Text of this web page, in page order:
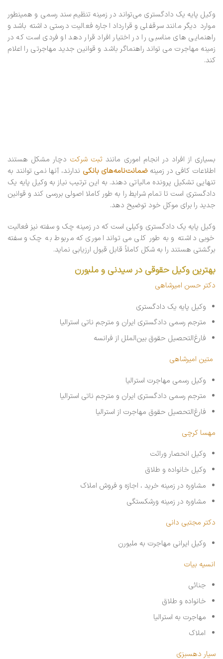
وکیل پایه یک دادگستری می‌تواند در زمینه تنظیم سند رسمی و همینطور
موارد دیگر مانند سرقفلی و قرارداد اجاره فعالیت درستی داشته باشد و
راهنمایی های مناسبی را در اختیار افراد قرار دهد او فردی است که در
زمینه مهاجرت می تواند راهنماگر باشد و قوانین جدید مهاجرتی را اعلام
کند.
بسیاری از افراد در انجام اموری مانند ثبت شرکتدچار مشکل هستند
اطلاعات کافی در زمینه ضمانت‌نامه‌های بانکی ندارند، آنها نمی توانند به
تنهایی تشکیل پرونده مالیاتی دهند. به این ترتیب نیاز به وکیل پایه یک
دادگستری است تا تمام شرایط را به طور کاملا اصولی بررسی کند و قوانین
جدید را برای موکل خود توضیح دهد.
وکیل پایه یک دادگستری وکیلی است که در زمینه چک و سفته نیز فعالیت
خوبی داشته و به طور کلی می تواند اموری که مربوط به چک و سفته
برگشتی هستند را به شکل کاملاً قابل قبول ارزیابی نماید.
بهترین وکیل حقوقی در سیدنی و ملبورن
دکتر حسن امیرشاهی
وکیل پایه یک دادگستری
مترجم رسمی دادگستری ایران و مترجم ناتی استرالیا
فارغ‌التحصیل حقوق بین‌الملل از فرانسه
متین امیرشاهی
وکیل رسمی مهاجرت استرالیا
مترجم رسمی دادگستری ایران و مترجم ناتی استرالیا
فارغ‌التحصیل حقوق مهاجرت از استرالیا
مهسا کرچی
وکیل انحصار وراثت
وکیل خانواده و طلاق
مشاوره در زمینه خرید ، اجازه و فروش املاک
مشاوره در زمینه ورشکستگی
دکتر مجتبی دانی
وکیل ایرانی مهاجرت به ملبورن
انسیه بیات
جنائی
خانواده و طلاق
مهاجرت به استرالیا
املاک
سیار دهسبزی